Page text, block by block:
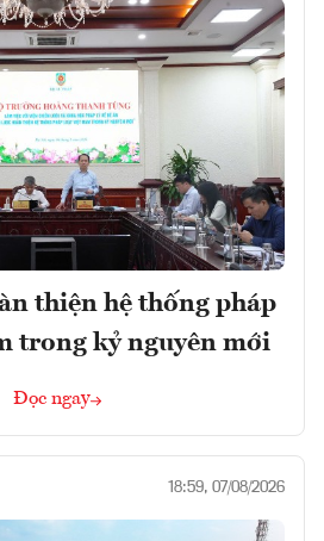
thiện hệ thống pháp
trong kỷ nguyên mới
Đọc ngay
18:59, 07/08/2026